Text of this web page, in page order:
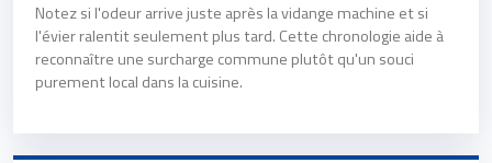
Notez si l'odeur arrive juste après la vidange machine et si
l'évier ralentit seulement plus tard. Cette chronologie aide à
reconnaître une surcharge commune plutôt qu'un souci
purement local dans la cuisine.